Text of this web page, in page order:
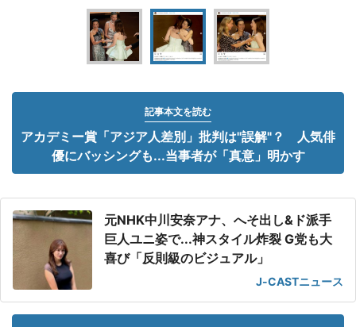
記事本文を読む
アカデミー賞「アジア人差別」批判は"誤解"？ 人気俳
優にバッシングも...当事者が「真意」明かす
元NHK中川安奈アナ、へそ出し&ド派手
巨人ユニ姿で...神スタイル炸裂 G党も大
喜び「反則級のビジュアル」
J-CASTニュース